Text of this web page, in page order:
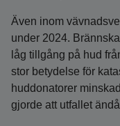
Även inom
under 2024.
låg tillgång på hud
stor betydelse för
huddonatorer
gjorde att utfallet